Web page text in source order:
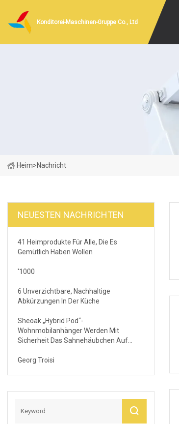
Konditorei-Maschinen-Gruppe Co., Ltd
Heim>Nachricht
NEUESTEN NACHRICHTEN
41 Heimprodukte Für Alle, Die Es
Gemütlich Haben Wollen
'1000
6 Unverzichtbare, Nachhaltige
Abkürzungen In Der Küche
Sheoak „Hybrid Pod“-
Wohnmobilanhänger Werden Mit
Sicherheit Das Sahnehäubchen Auf
Georg Troisi